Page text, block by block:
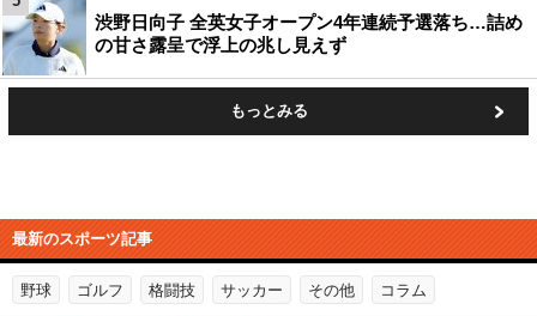
渋野日向子 全英女子オープン4年連続予選落ち…詰め
の甘さ露呈で浮上の兆し見えず
もっとみる
最新のスポーツ記事
野球 ゴルフ 格闘技 サッカー その他 コラム